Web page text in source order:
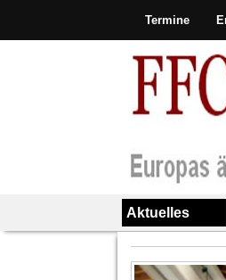
Termine
Aktuelles